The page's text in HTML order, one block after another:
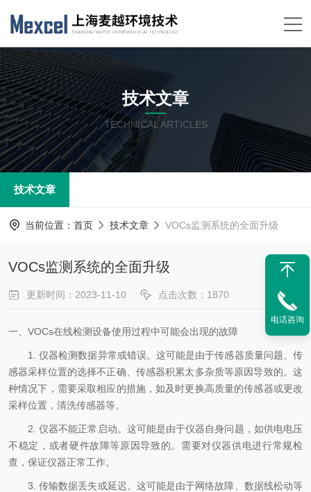
技术文章
TECHNICAL ARTICLES
技术文章
当前位置： 首页 技术文章 VOCs监测系统的全面升级
VOCs监测系统的全面升级
更新时间：2023-11-10 点击次数：1870
一、 VOCs在线检测设备使用过程中可能会出现的故障
1.仪器检测数据异常或错误。这可能是由于传感器质量问题、传
感器采样位置的选择不正确、传感器积累太多杂质等原因导致的。这
种情况下，需要采取相应的措施，如及时更换高质量的传感器或更改
采样位置，清洗传感器等。
2.仪器不能正常启动。这可能是由于仪器自身问题，如供电电压
不稳定，或者硬件故障等原因导致的。需要对仪器供电进行常规检
查，保证仪器正常工作。
3.传输数据丢失或延迟。这可能是由于网络故障、数据线松动等
电话咨询